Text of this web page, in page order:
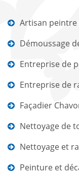
Artisan peintre
Démoussage
Entreprise de
Entreprise de
Façadier
Nettoyage de
Nettoyage et
Peinture et